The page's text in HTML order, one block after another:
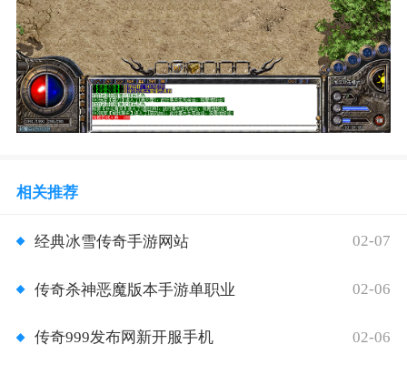
相关推荐
经典冰雪传奇手游网站 02-07
传奇杀神恶魔版本手游单职业 02-06
传奇999发布网新开服手机 02-06